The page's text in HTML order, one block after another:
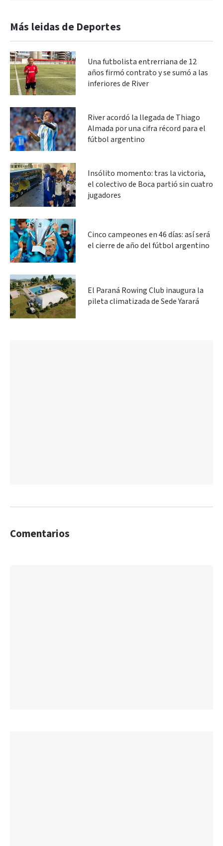
Más leidas de Deportes
Una futbolista entrerriana de 12
años firmó contrato y se sumó a las
inferiores de River
River acordó la llegada de Thiago
Almada por una cifra récord para el
fútbol argentino
Insólito momento: tras la victoria,
el colectivo de Boca partió sin cuatro
jugadores
Cinco campeones en 46 días: así será
el cierre de año del fútbol argentino
El Paraná Rowing Club inaugura la
pileta climatizada de Sede Yarará
Comentarios